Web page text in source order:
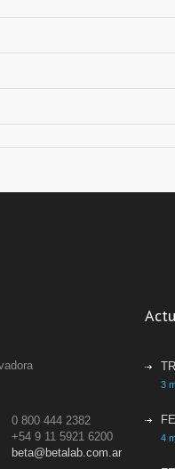
0 800 444 2382
+54 9 11 5921 6200
beta@betalab.com.ar
3
4